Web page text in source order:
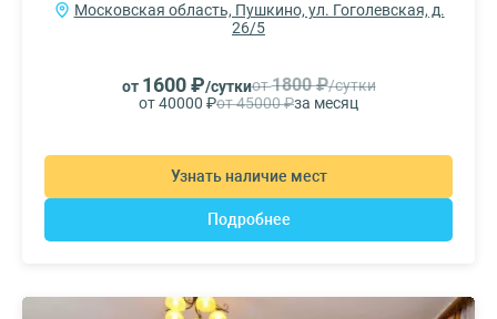
Московская область, Пушкино, ул. Гоголевская, д.
26/5
от 1600 ₽/суткиот1800 ₽/сутки
от 40000 ₽от 45000 ₽за месяц
Узнать наличие мест
Подробнее